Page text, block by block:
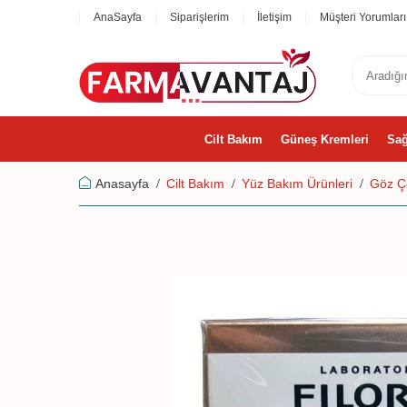
AnaSayfa Siparişlerim İletişim Müşteri Yorumları
Cilt Bakım Güneş Kremleri
Anasayfa Cilt Bakım Yüz Bakım Ürünleri Göz